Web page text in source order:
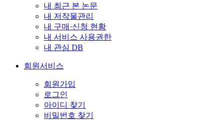
내 최근 본 논문
내 저작물관리
내 구매·신청 현황
내 서비스 사용권한
내 관심 DB
회원서비스
회원가입
로그인
아이디 찾기
비밀번호 찾기